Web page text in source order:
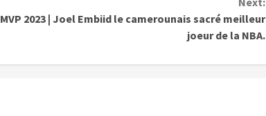
MVP 2023 | Joel Embiid le camerounais sacré meilleur
joeur de la NBA.